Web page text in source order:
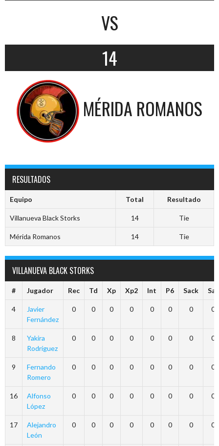
VS
14
MÉRIDA ROMANOS
RESULTADOS
Equipo Total Resultado
Villanueva Black Storks 14 Tie
Mérida Romanos 14 Tie
VILLANUEVA BLACK STORKS
# Jugador Rec Td Xp Xp2 Int P6 Sack Saf
4
Javier
Fernández
0 0 0 0 0 0 0 0
8
Yakira
Rodríguez
0 0 0 0 0 0 0 0
9
Fernando
Romero
0 0 0 0 0 0 0 0
16
Alfonso
López
0 0 0 0 0 0 0 0
17
Alejandro
León
0 0 0 0 0 0 0 0